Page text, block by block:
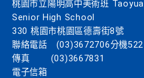
桃園市立陽明高中美術班
Senior High School
330 桃園市桃園區德壽街8號
聯絡電話
(03)3672706分機
傳真
(03)3667831
電子信箱